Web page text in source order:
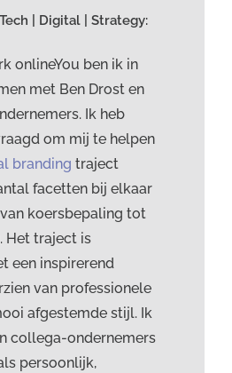
| Digital | Strategy:
onlineYou ben ik in
met Ben Drost en
Ik heb
om mij te helpen
branding traject
facetten bij elkaar
koersbepaling tot
Het traject is
een inspirerend
van professionele
afgestemde stijl. Ik
collega-ondernemers
persoonlijk,